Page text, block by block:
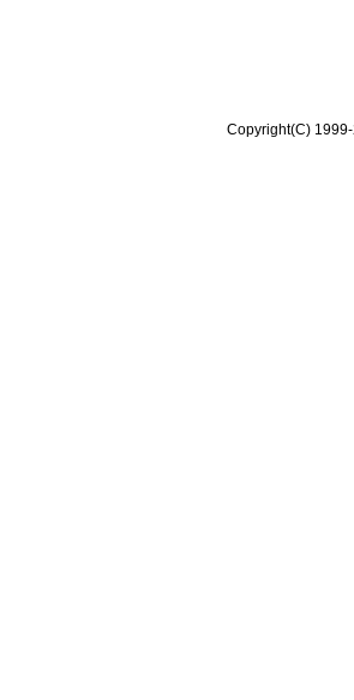
Copyright(C)